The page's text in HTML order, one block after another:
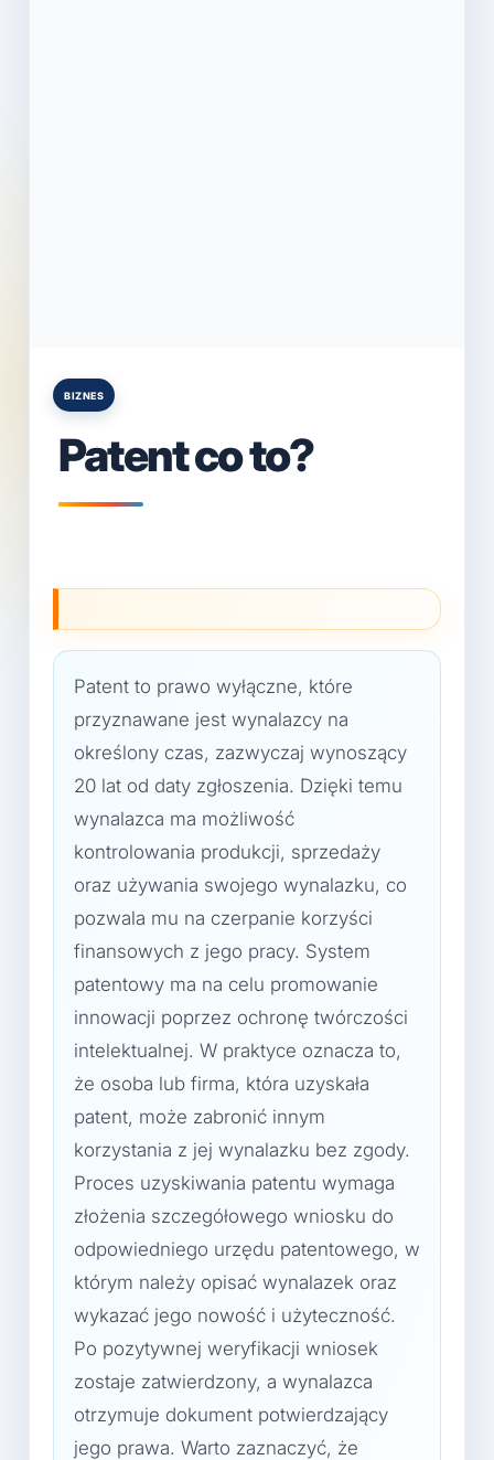
Posted
BIZNES
Patent co to?
Patent to prawo wyłączne, które
przyznawane jest wynalazcy na
określony czas, zazwyczaj wynoszący
20 lat od daty zgłoszenia. Dzięki temu
wynalazca ma możliwość
kontrolowania produkcji, sprzedaży
oraz używania swojego wynalazku, co
pozwala mu na czerpanie korzyści
finansowych z jego pracy. System
patentowy ma na celu promowanie
innowacji poprzez ochronę twórczości
intelektualnej. W praktyce oznacza to,
że osoba lub firma, która uzyskała
patent, może zabronić innym
korzystania z jej wynalazku bez zgody.
Proces uzyskiwania patentu wymaga
złożenia szczegółowego wniosku do
odpowiedniego urzędu patentowego, w
którym należy opisać wynalazek oraz
wykazać jego nowość i użyteczność.
Po pozytywnej weryfikacji wniosek
zostaje zatwierdzony, a wynalazca
otrzymuje dokument potwierdzający
jego prawa. Warto zaznaczyć, że